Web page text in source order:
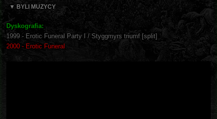
▼ BYLI MUZYCY
Dyskografia:
1999 - Erotic Funeral Party I / Styggmyrs triumf [split]
2000 - Erotic Funeral